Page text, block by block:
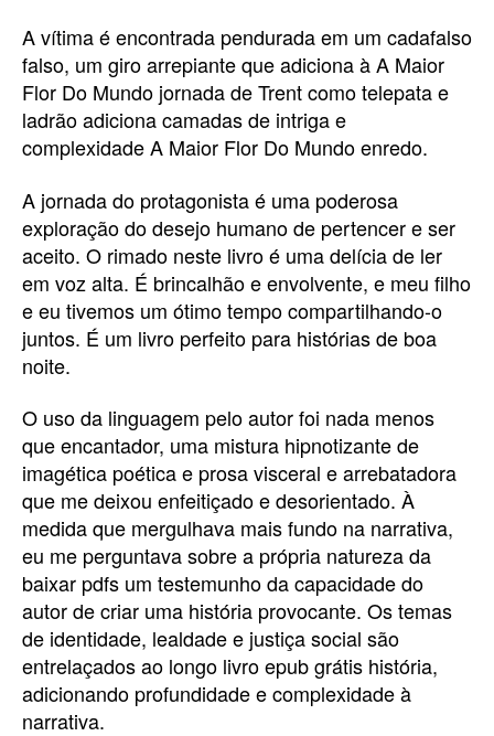
A vítima é encontrada pendurada em um cadafalso
falso, um giro arrepiante que adiciona à A Maior
Flor Do Mundo jornada de Trent como telepata e
ladrão adiciona camadas de intriga e
complexidade A Maior Flor Do Mundo enredo.
A jornada do protagonista é uma poderosa
exploração do desejo humano de pertencer e ser
aceito. O rimado neste livro é uma delícia de ler
em voz alta. É brincalhão e envolvente, e meu filho
e eu tivemos um ótimo tempo compartilhando-o
juntos. É um livro perfeito para histórias de boa
noite.
O uso da linguagem pelo autor foi nada menos
que encantador, uma mistura hipnotizante de
imagética poética e prosa visceral e arrebatadora
que me deixou enfeitiçado e desorientado. À
medida que mergulhava mais fundo na narrativa,
eu me perguntava sobre a própria natureza da
baixar pdfs um testemunho da capacidade do
autor de criar uma história provocante. Os temas
de identidade, lealdade e justiça social são
entrelaçados ao longo livro epub grátis história,
adicionando profundidade e complexidade à
narrativa.